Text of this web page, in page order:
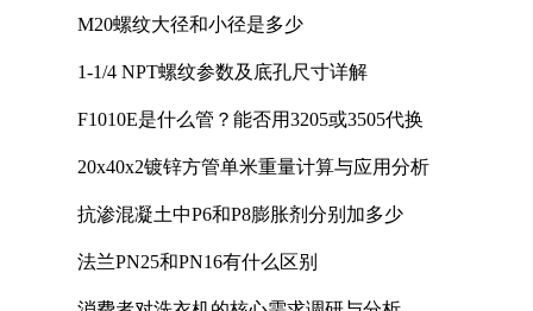
M20螺纹大径和小径是多少
1-1/4 NPT螺纹参数及底孔尺寸详解
F1010E是什么管？能否用3205或3505代换
20x40x2镀锌方管单米重量计算与应用分析
抗渗混凝土中P6和P8膨胀剂分别加多少
法兰PN25和PN16有什么区别